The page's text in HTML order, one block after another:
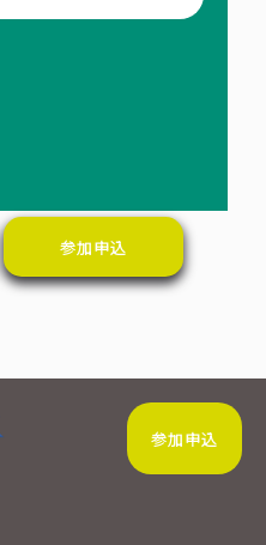
参加申込
参加申込